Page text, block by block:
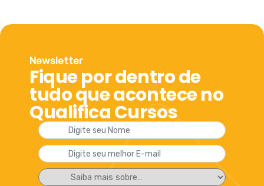
Newsletter
Fique por dentro de
tudo que acontece no
Qualifica Cursos